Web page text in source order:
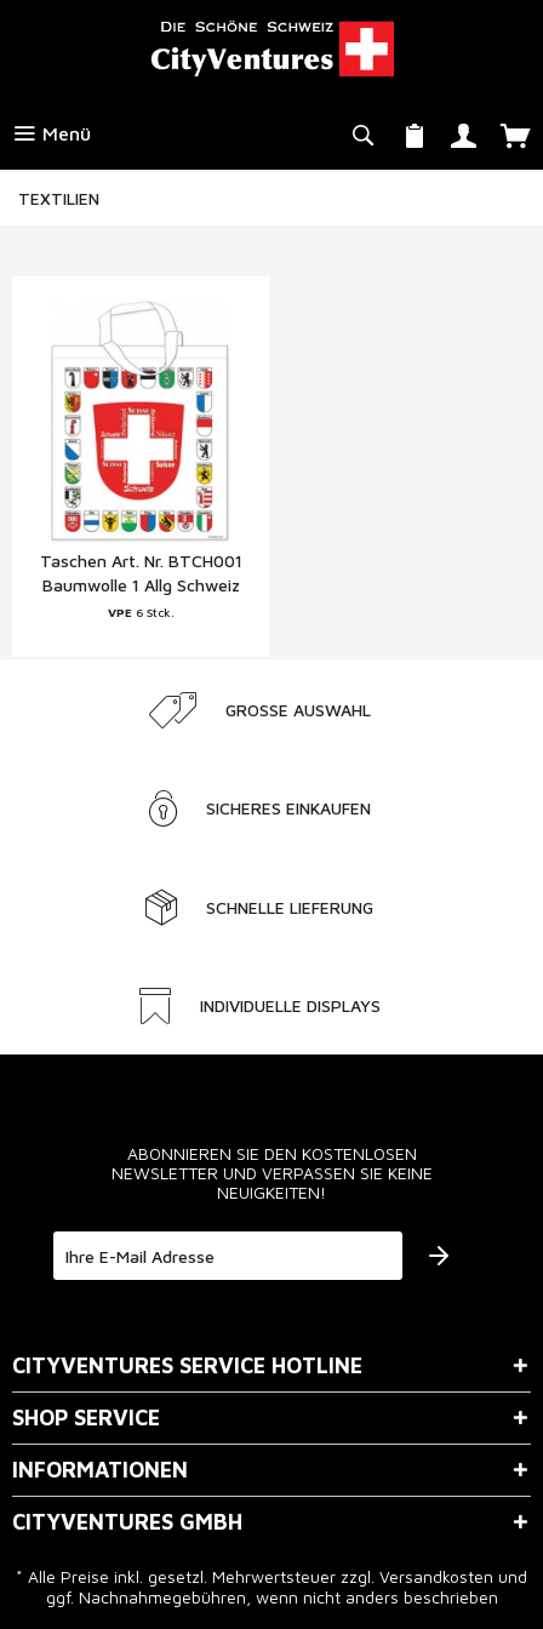
Menü
TEXTILIEN
Taschen Art. Nr. BTCH001
Baumwolle 1 Allg Schweiz
VPE 6 Stck.
GROSSE AUSWAHL
SICHERES EINKAUFEN
SCHNELLE LIEFERUNG
INDIVIDUELLE DISPLAYS
ABONNIEREN SIE DEN KOSTENLOSEN
NEWSLETTER UND VERPASSEN SIE KEINE
NEUIGKEITEN!
CITYVENTURES SERVICE HOTLINE
SHOP SERVICE
INFORMATIONEN
CITYVENTURES GMBH
* Alle Preise inkl. gesetzl. Mehrwertsteuer zzgl. Versandkosten und
ggf. Nachnahmegebühren, wenn nicht anders beschrieben